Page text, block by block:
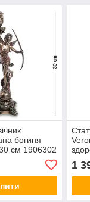
богиня
см 1906302
1